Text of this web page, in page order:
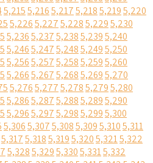
5,2155,2165,2175,2185,2195,220
5,2265,2275,2285,2295,230
5,2365,2375,2385,2395,240
5,2465,2475,2485,2495,250
5,2565,2575,2585,2595,260
5,2665,2675,2685,2695,270
5,2765,2775,2785,2795,280
5,2865,2875,2885,2895,290
5,2965,2975,2985,2995,300
5,3065,3075,3085,3095,3105,311
5,3175,3185,3195,3205,3215,322
5,3285,3295,3305,3315,332